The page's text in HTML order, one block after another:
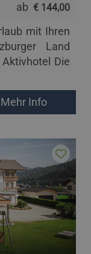
ab € 144,00
mit Ihren
Land
Die
Mehr Info